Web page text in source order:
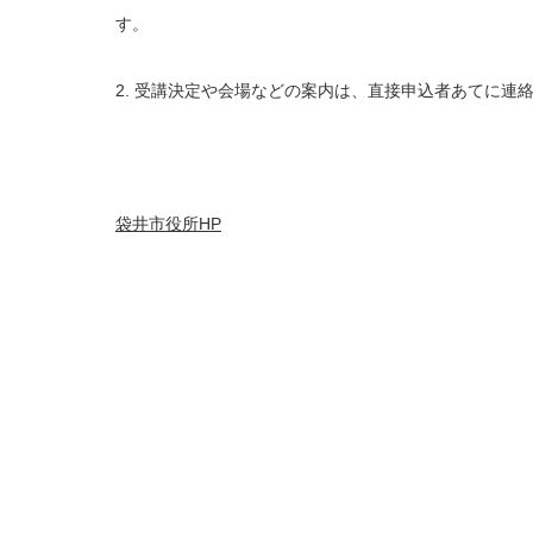
す。
2. 受講決定や会場などの案内は、直接申込者あてに連絡
袋井市役所HP